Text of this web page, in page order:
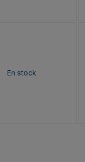
En stock